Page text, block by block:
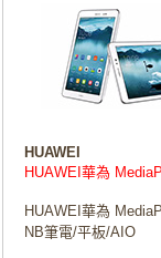
HUAWEI
HUAWEI華為
HUAWEI華為
NB筆電/平板/AIO